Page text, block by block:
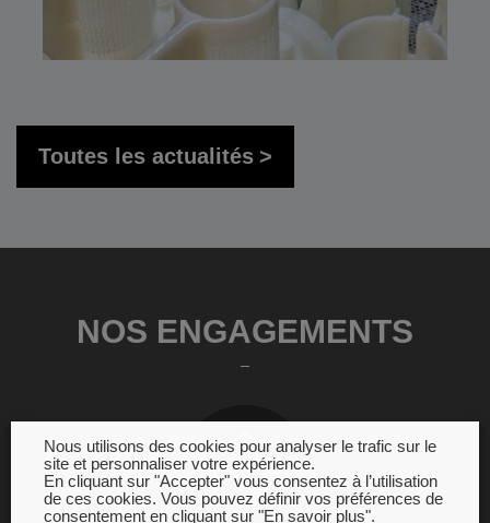
Toutes les actualités
NOS ENGAGEMENTS
Nous utilisons des cookies pour analyser le trafic sur le
site et personnaliser votre expérience.
En cliquant sur "Accepter" vous consentez à l’utilisation
de ces cookies. Vous pouvez définir vos préférences de
consentement en cliquant sur "En savoir plus".